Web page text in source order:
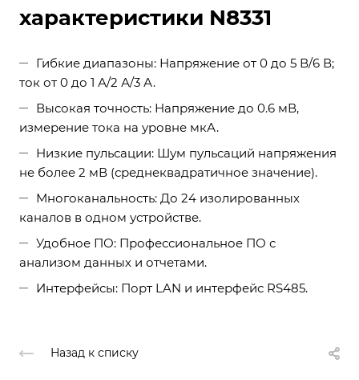
характеристики N8331
Гибкие диапазоны: Напряжение от 0 до 5 В/6 В;
ток от 0 до 1 А/2 А/3 А.
Высокая точность: Напряжение до 0.6 мВ,
измерение тока на уровне мкА.
Низкие пульсации: Шум пульсаций напряжения
не более 2 мВ (среднеквадратичное значение).
Многоканальность: До 24 изолированных
каналов в одном устройстве.
Удобное ПО: Профессиональное ПО с
анализом данных и отчетами.
Интерфейсы: Порт LAN и интерфейс RS485.
Назад к списку